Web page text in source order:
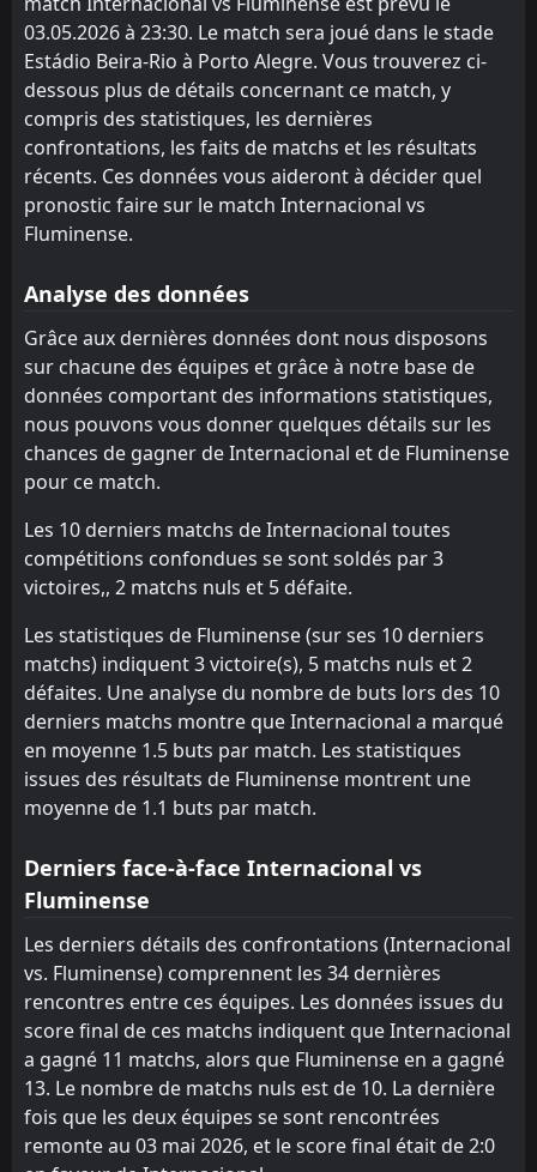
2 Flamengo 9 5 3
15 Santos 11 5 3 3
14 Mirassol 11 5 3
9 Corinthians 11 5 3 3
17 Gremio 10 5 3 2
18 Vasco DA Gama
12 Sao Paulo
6 RB Bragantino
5 Bahia 11 4 5 2
10 Atletico-MG 9 4 4 1 16
7 Cruzeiro 11 4 4 3 16
19 remo 10 3 4
11 Coritiba 10
16 Internacional 11 3 3 5
20 Chapecoense-sc 10 1 4 5 7
6 RB Bragantino 10 4 2
7 Cruzeiro 10 4 2 4
8 Botafogo 11 4 2
10 Atletico-MG 11 4 0 7
9 Corinthians 10 2 5 3
3 Atletico Paranaense
Fluminense
16 Internacional
12 Sao Paulo 11 2 3 6
19 remo 11 2 2 7
14 Mirassol 9 1 2 6 5
15 Santos 9 0 4
17 Gremio 10
18 Vasco DA Gama 9 0 4 5
20 Chapecoense-sc 10 0 3 7 3
03.05.2026 à 23:30. Le match sera joué dans le stade
Estádio Beira-Rio à Porto Alegre. Vous trouverez ci-
dessous plus de détails concernant ce match, y
compris des statistiques, les dernières
confrontations, les faits de matchs et les résultats
récents. Ces données vous aideront à décider quel
pronostic faire sur le match Internacional vs
Fluminense.
Analyse des données
Grâce aux dernières données dont nous disposons
sur chacune des équipes et grâce à notre base de
données comportant des informations statistiques,
nous pouvons vous donner quelques détails sur les
chances de gagner de Internacional et de Fluminense
pour ce match.
Les 10 derniers matchs de Internacional toutes
compétitions confondues se sont soldés par 3
victoires,, 2 matchs nuls et 5 défaite.
Les statistiques de Fluminense (sur ses 10 derniers
matchs) indiquent 3 victoire(s), 5 matchs nuls et 2
défaites. Une analyse du nombre de buts lors des 10
derniers matchs montre que Internacional a marqué
en moyenne 1.5 buts par match. Les statistiques
issues des résultats de Fluminense montrent une
moyenne de 1.1 buts par match.
Derniers face-à-face Internacional vs
Fluminense
Les derniers détails des confrontations (Internacional
vs. Fluminense) comprennent les 34 dernières
rencontres entre ces équipes. Les données issues du
score final de ces matchs indiquent que Internacional
a gagné 11 matchs, alors que Fluminense en a gagné
13. Le nombre de matchs nuls est de 10. La dernière
fois que les deux équipes se sont rencontrées
remonte au 03 mai 2026, et le score final était de 2:0